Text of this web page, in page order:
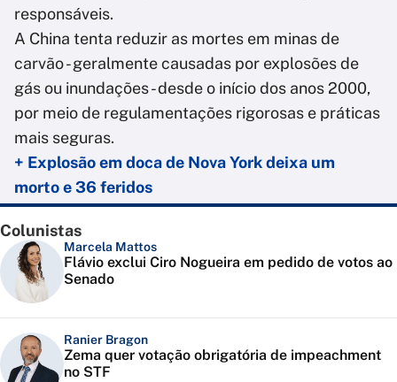
responsáveis.
A China tenta reduzir as mortes em minas de
carvão - geralmente causadas por explosões de
gás ou inundações - desde o início dos anos 2000,
por meio de regulamentações rigorosas e práticas
mais seguras.
+ Explosão em doca de Nova York deixa um
morto e 36 feridos
Colunistas
Marcela Mattos
Flávio exclui Ciro Nogueira em pedido de votos ao
Senado
Ranier Bragon
Zema quer votação obrigatória de impeachment
no STF